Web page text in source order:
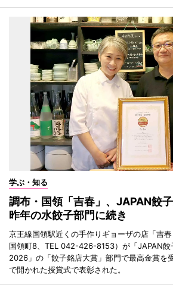
学ぶ・知る
調布・国領「吉春」、JAPAN餃
昨年の水餃子部門に続き
京王線国領駅近くの手作りギョーザの店「吉
国領町8、TEL 042-426-8153）が「JAPAN餃
2026」の「餃子銘店大賞」部門で最高金賞を
で開かれた授賞式で表彰された。